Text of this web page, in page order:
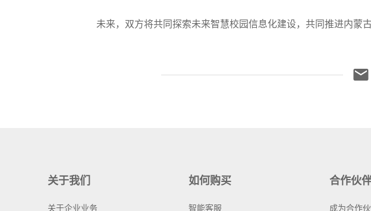
未来，双方将共同探索未来智慧校园信息化建设，共同推进内蒙
关于我们
关于企业业务
如何购买
智能客服
合作伙
成为合作